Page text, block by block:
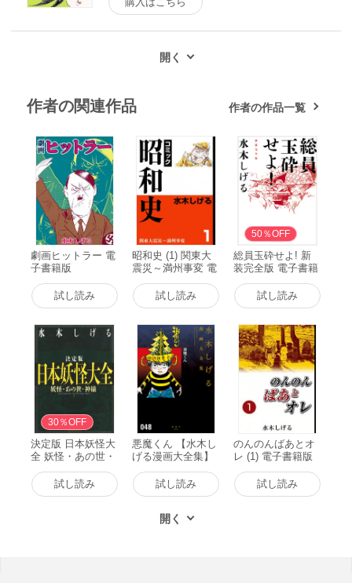
作者の関連作品 作者の作品一覧
劇画ヒットラー 電
子書籍版
試し読み
昭和史 (1) 関東大
震災～満州事変 電
子書籍版
試し読み
50％OFF
総員玉砕せよ! 新
装完全版 電子書籍
試し読み
30％OFF
決定版 日本妖怪大
全 妖怪・あの世・
神様 電子書籍版
試し読み
悪魔くん 【水木し
げる漫画大全集】
電子書籍版
試し読み
のんのんばあとオ
レ (1) 電子書籍版
試し読み